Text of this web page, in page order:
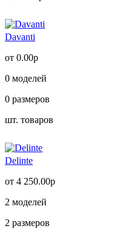
Davanti
от 0.00р
0 моделей
0 размеров
шт. товаров
Delinte
от 4 250.00р
2 моделей
2 размеров